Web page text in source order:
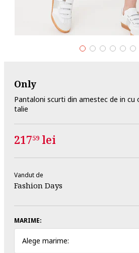
Only
Pantaloni scurti din amestec de in cu
talie
21759 lei
Vandut de
Fashion Days
MARIME:
Alege marime: